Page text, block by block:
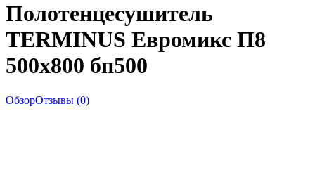
Полотенцесушитель
TERMINUS Евромикс П8
500х800 бп500
ОбзорОтзывы (0)